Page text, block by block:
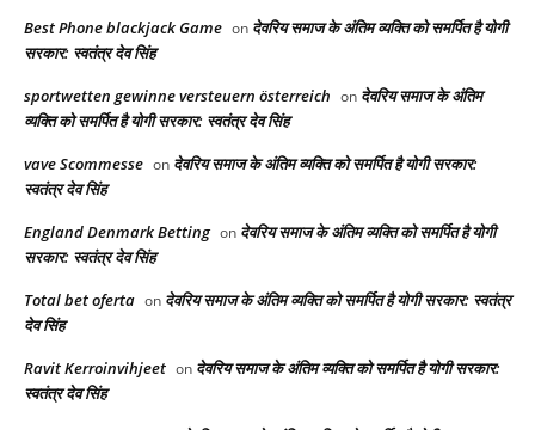
Best Phone blackjack Game on देवरिय समाज के अंतिम व्यक्ति को समर्पित है योगी
सरकार: स्वतंत्र देव सिंह
sportwetten gewinne versteuern österreich on देवरिय समाज के अंतिम
व्यक्ति को समर्पित है योगी सरकार: स्वतंत्र देव सिंह
vave Scommesse on देवरिय समाज के अंतिम व्यक्ति को समर्पित है योगी सरकार:
स्वतंत्र देव सिंह
England Denmark Betting on देवरिय समाज के अंतिम व्यक्ति को समर्पित है योगी
सरकार: स्वतंत्र देव सिंह
Total bet oferta on देवरिय समाज के अंतिम व्यक्ति को समर्पित है योगी सरकार: स्वतंत्र
देव सिंह
Ravit Kerroinvihjeet on देवरिय समाज के अंतिम व्यक्ति को समर्पित है योगी सरकार:
स्वतंत्र देव सिंह